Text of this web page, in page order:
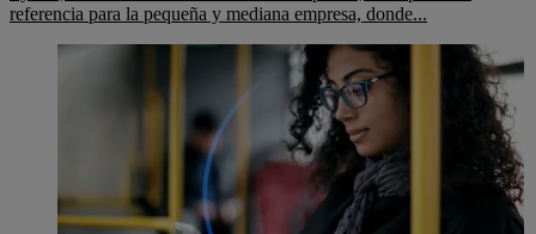
referencia para la pequeña y mediana empresa, donde...